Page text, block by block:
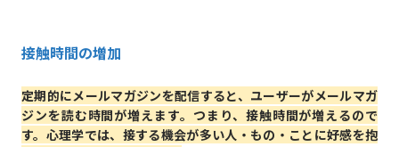
接触時間の増加
定期的にメールマガジンを配信すると、ユーザーがメールマガ
ジンを読む時間が増えます。つまり、接触時間が増えるので
す。心理学では、接する機会が多い人・もの・ことに好感を抱